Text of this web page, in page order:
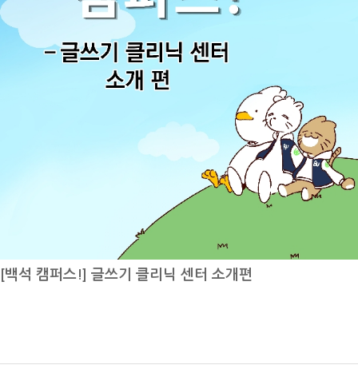
공 수업과 진로 준비 과정에 대해서도 자세히 살펴볼 수 있었습니다. 항
공서비스학과에 관심 있는 학생들이 이번 인터뷰를 통해 학과에 대한 이
해를 넓히고, 진로를 고민하는 데 도움이 되었기를 바랍니다.
일정6월 22일~7월 10일 하계 계절학기, 6월 29일~7월 2일 1학기 성
적 열람 기간, 7월 3일 1학기 성적 마감, 7월 6일~7월 17일 2026-2학
기 재입학 신청 기간, 7월 11일~7월 14일 하계 계절학기 성적입력 기
간, 7월 15일~7월 16일 하계 계절학기 성적열람 기간, 7월 17일 하계
계절학기 성적마감7월 학사일정은 하계 계절학기 (6월 22일~7월 10
일), 1학기 성적 열람 기간 (6월 29일~7월 2일), 1학기 성적 마감 (7월
3일), 2026-2학기 재입학 신청 기간 (7월 6일~7월 17일), 하계 계절학
기 성적입력 기간 (7월 11일~7월 14일), 하계 계절학기 성적열람 기간
(7월 15일~7월 16일), 하계 계절학기 성적마감 (7월 17일)입니다. 주요
일정 위주로 안내하겠습니다.6월 22일~7월 10일 하계 계절학기첫 번째
로 6월 22일부터 7월 10일은 하계 계절학기 기간입니다. 계절학기 기간
동안에는 여름방학 동안 부족한 학점을 보완하거나 관심 있는 과목을 추
[백석 캠퍼스!] 글쓰기 클리닉 센터 소개편